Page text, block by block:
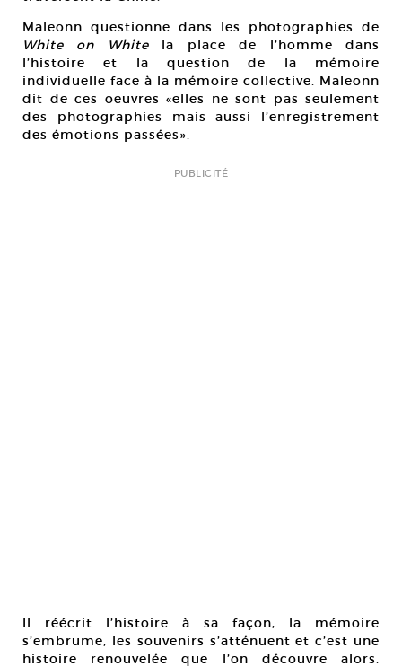
Maleonn questionne dans les photographies de
White on Whitela place de l’homme dans
l’histoire et la question de la mémoire
individuelle face à la mémoire collective. Maleonn
dit de ces oeuvres «elles ne sont pas seulement
des photographies mais aussi l’enregistrement
des émotions passées».
PUBLICITÉ
Il réécrit l’histoire à sa façon, la mémoire
s’embrume, les souvenirs s’atténuent et c’est une
histoire renouvelée que l’on découvre alors.